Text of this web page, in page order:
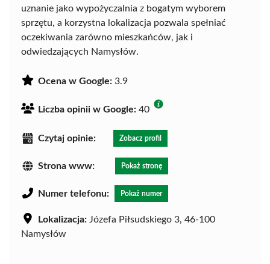
uznanie jako wypożyczalnia z bogatym wyborem
sprzętu, a korzystna lokalizacja pozwala spełniać
oczekiwania zarówno mieszkańców, jak i
odwiedzających Namysłów.
Ocena w Google: 3.9
Liczba opinii w Google: 40
Czytaj opinie: Zobacz profil
Strona www: Pokaż stronę
Numer telefonu: Pokaż numer
Lokalizacja: Józefa Piłsudskiego 3, 46-100
Namysłów